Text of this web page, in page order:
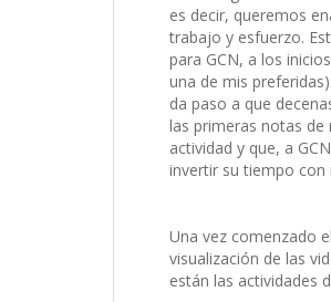
es decir, queremos
trabajo y esfuerzo.
para GCN, a los
una de mis
da paso a que
las primeras notas
actividad y que, a
invertir su tiempo con
Una vez comenzado
visualización de las
están las actividades